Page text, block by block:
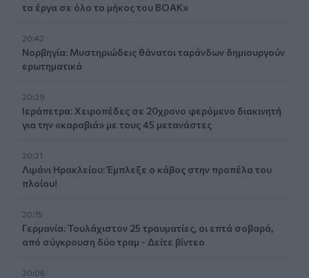
τα έργα σε όλο το μήκος του ΒΟΑΚ»
20:42
Νορβηγία: Μυστηριώδεις θάνατοι ταράνδων δημιουργούν
ερωτηματικά
20:29
Ιεράπετρα: Χειροπέδες σε 20χρονο φερόμενο διακινητή
για την «καραβιά» με τους 45 μετανάστες
20:21
Λιμάνι Ηρακλείου: Έμπλεξε ο κάβος στην προπέλα του
πλοίου!
20:15
Γερμανία: Τουλάχιστον 25 τραυματίες, οι επτά σοβαρά,
από σύγκρουση δύο τραμ - Δείτε βίντεο
20:06